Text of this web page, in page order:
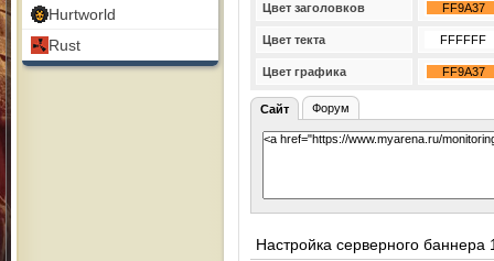
Hurtworld
Rust
Цвет заголовков
Цвет текта
Цвет графика
Сайт Форум
Настройка серверного баннера